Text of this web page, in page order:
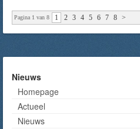
Pagina 1 van 8 1 2 3 4 5 6 7 8 >
Nieuws
Homepage
Actueel
Nieuws